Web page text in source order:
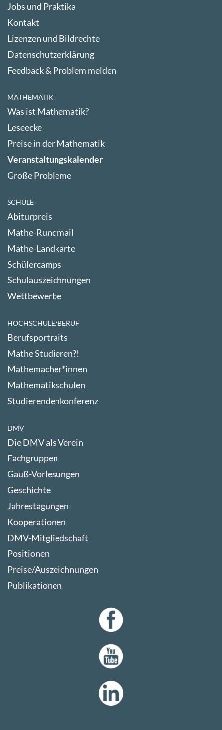
Jobs und Praktika
Kontakt
Lizenzen und Bildrechte
Datenschutzerklärung
Feedback & Problem melden
MATHEMATIK
Was ist Mathematik?
Leseecke
Preise in der Mathematik
Veranstaltungskalender
Große Probleme
SCHULE
Abiturpreis
Mathe-Rundmail
Mathe-Landkarte
Schülercamps
Schulauszeichnungen
Wettbewerbe
HOCHSCHULE/BERUF
Berufsportraits
Mathe Studieren?!
Mathemacher*innen
Mathematikschulen
Studierendenkonferenz
DMV
Die DMV als Verein
Fachgruppen
Gauß-Vorlesungen
Geschichte
Jahrestagungen
Kooperationen
DMV-Mitgliedschaft
Positionen
Preise/Auszeichnungen
Publikationen